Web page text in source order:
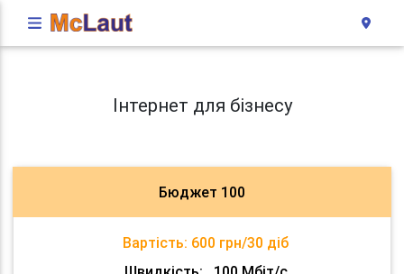
Інтернет для бізнесу
Бюджет 100
Вартість: 600 грн/30 діб